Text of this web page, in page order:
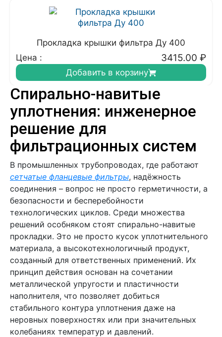
Прокладка крышки фильтра Ду 400
Цена :
3415.00 ₽
Добавить в корзину
Спирально-навитые
уплотнения: инженерное
решение для
фильтрационных систем
В промышленных трубопроводах, где работают
сетчатые фланцевые фильтры, надёжность
соединения – вопрос не просто герметичности, а
безопасности и бесперебойности
технологических циклов. Среди множества
решений особняком стоят спирально-навитые
прокладки. Это не просто кусок уплотнительного
материала, а высокотехнологичный продукт,
созданный для ответственных применений. Их
принцип действия основан на сочетании
металлической упругости и пластичности
наполнителя, что позволяет добиться
стабильного контура уплотнения даже на
неровных поверхностях или при значительных
колебаниях температур и давлений.